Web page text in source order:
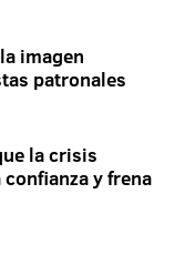
imagen
patronales
la crisis
y frena